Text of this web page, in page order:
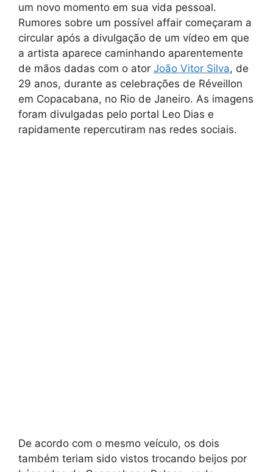
um novo momento em sua vida pessoal.
Rumores sobre um possível affair começaram a
circular após a divulgação de um vídeo em que
a artista aparece caminhando aparentemente
de mãos dadas com o ator João Vitor Silva, de
29 anos, durante as celebrações de Réveillon
em Copacabana, no Rio de Janeiro. As imagens
foram divulgadas pelo portal Leo Dias e
rapidamente repercutiram nas redes sociais.
De acordo com o mesmo veículo, os dois
também teriam sido vistos trocando beijos por